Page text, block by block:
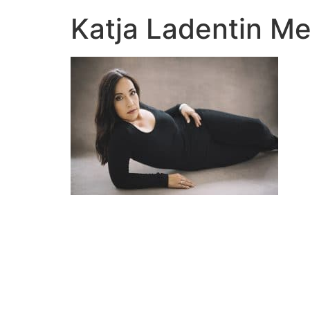
Katja Ladentin